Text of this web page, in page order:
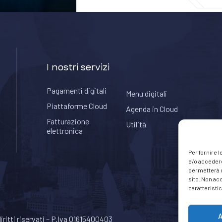
Per fornire
e/o
permetterà
sito. Non
I nostri servizi
Pagamenti digitali
Piattaforme Cloud
Fatturazione
elettronica
Menu digitali
Agenda in Cloud
Utilità
riservati – P.Iva 01615400403